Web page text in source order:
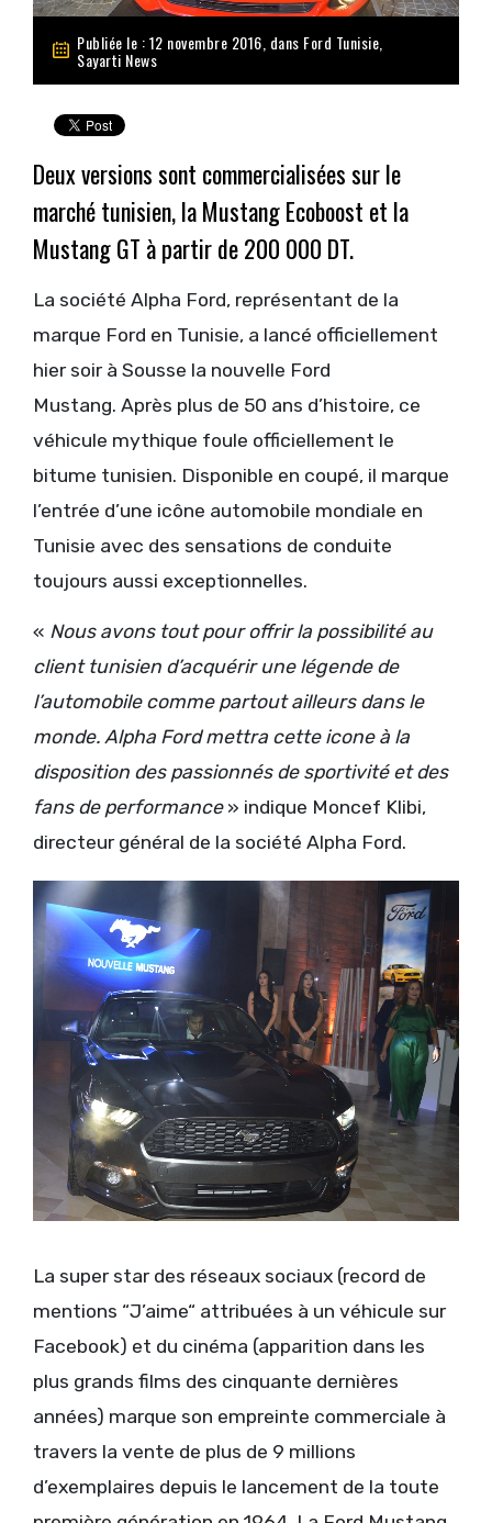
Publiée le : 12 novembre 2016, dans Ford Tunisie
Sayarti News
Deux versions sont commercialisées sur le
marché tunisien, la Mustang Ecoboost et la
Mustang GT à partir de 200 000 DT.
La société Alpha Ford, représentant de la
marque Ford en Tunisie, a lancé officiellement
hier soir à Sousse la nouvelle Ford
Mustang. Après plus de 50 ans d’histoire, ce
véhicule mythique foule officiellement le
bitume tunisien. Disponible en coupé, il marque
l’entrée d’une icône automobile mondiale en
Tunisie avec des sensations de conduite
toujours aussi exceptionnelles.
« Nous avons tout pour offrir la possibilité au
client tunisien d’acquérir une légende de
l’automobile comme partout ailleurs dans le
monde. Alpha Ford mettra cette icone à la
disposition des passionnés de sportivité et des
fans de performance» indique Moncef Klibi,
directeur général de la société Alpha Ford.
La super star des réseaux sociaux (record de
mentions “J’aime“ attribuées à un véhicule sur
Facebook) et du cinéma (apparition dans les
plus grands films des cinquante dernières
années) marque son empreinte commerciale à
travers la vente de plus de 9 millions
d’exemplaires depuis le lancement de la toute